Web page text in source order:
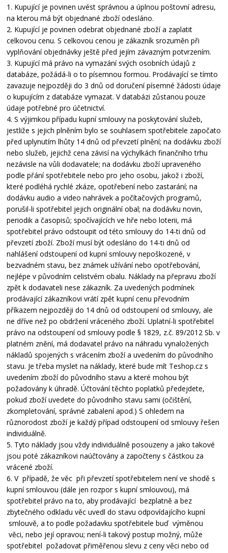
1. Kupující je povinen uvést správnou a úplnou poštovní adresu,
na kterou má být objednané zboží odesláno.
2. Kupující je povinen odebrat objednané zboží a zaplatit
celkovou cenu. S celkovou cenou je zákazník srozuměn při
vyplňování objednávky ještě před jejím závazným potvrzením.
3. Kupující má právo na vymazání svých osobních údajů z
databáze, požádá-li o to písemnou formou. Prodávající se tímto
zavazuje nejpozději do 3 dnů od doručení písemné žádosti údaje
o kupujícím z databáze vymazat. V databázi zůstanou pouze
údaje potřebné pro účetnictví.
4. S výjimkou případu kupní smlouvy na poskytování služeb,
jestliže s jejich plněním bylo se souhlasem spotřebitele započato
před uplynutím lhůty 14 dnů od převzetí plnění; na dodávku zboží
nebo služeb, jejichž cena závisí na výchylkách finančního trhu
nezávisle na vůli dodavatele; na dodávku zboží upraveného
podle přání spotřebitele nebo pro jeho osobu, jakož i zboží,
které podléhá rychlé zkáze, opotřebení nebo zastarání; na
dodávku audio a video nahrávek a počítačových programů,
porušil-li spotřebitel jejich originální obal; na dodávku novin,
periodik a časopisů; spočívajících ve hře nebo loterii, má
spotřebitel právo odstoupit od této smlouvy do 14-ti dnů od
převzetí zboží. Zboží musí být odesláno do 14-ti dnů od
nahlášení odstoupení od kupní smlouvy nepoškozené, v
bezvadném stavu, bez známek užívání nebo opotřebování,
nejlépe v původním celistvém obalu. Náklady na přepravu zboží
zpět k dodavateli nese zákazník. Za uvedených podmínek
prodávající zákazníkovi vrátí zpět kupní cenu převodním
příkazem nejpozději do 14 dnů od odstoupení od smlouvy, ale
ne dříve než po obdržení vráceného zboží. Uplatní-li spotřebitel
právo na odstoupení od smlouvy podle § 1829, z.č. 89/2012 Sb. v
platném znění, má dodavatel právo na náhradu vynaložených
nákladů spojených s vrácením zboží a uvedením do původního
stavu. Je třeba myslet na náklady, které bude mít Teshop.cz s
uvedením zboží do původního stavu a které mohou být
požadovány k úhradě. Účtování těchto poplatků předejdete,
pokud zboží uvedete do původního stavu sami (očištění,
zkompletování, správné zabalení apod.) S ohledem na
různorodost zboží je každý případ odstoupení od smlouvy řešen
individuálně.
5. Tyto náklady jsou vždy individuálně posouzeny a jako takové
jsou poté zákazníkovi naúčtovány a započteny s částkou za
vrácené zboží.
6. V případě, že věc při převzetí spotřebitelem není ve shodě s
kupní smlouvou (dále jen rozpor s kupní smlouvou), má
spotřebitel právo na to, aby prodávající bezplatně a bez
zbytečného odkladu věc uvedl do stavu odpovídajícího kupní
smlouvě, a to podle požadavku spotřebitele buď výměnou
věci, nebo její opravou; není-li takový postup možný, může
spotřebitel požadovat přiměřenou slevu z ceny věci nebo od